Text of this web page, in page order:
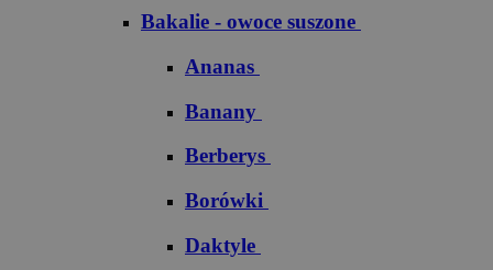
Bakalie - owoce suszone
Ananas
Banany
Berberys
Borówki
Daktyle